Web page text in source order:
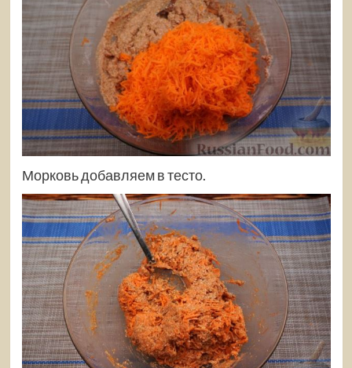
Морковь добавляем в тесто.